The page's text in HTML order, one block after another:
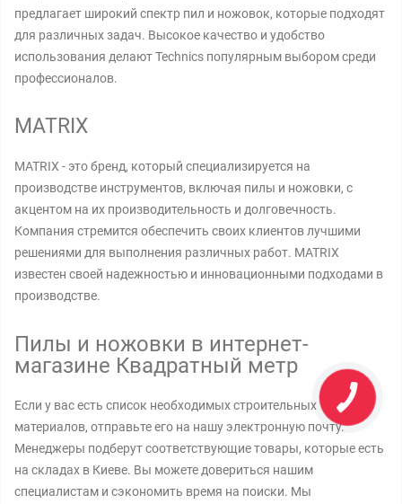
предлагает широкий спектр пил и ножовок, которые подходят
для различных задач. Высокое качество и удобство
использования делают Technics популярным выбором среди
профессионалов.
MATRIX
MATRIX - это бренд, который специализируется на
производстве инструментов, включая пилы и ножовки, с
акцентом на их производительность и долговечность.
Компания стремится обеспечить своих клиентов лучшими
решениями для выполнения различных работ. MATRIX
известен своей надежностью и инновационными подходами в
производстве.
Пилы и ножовки в интернет-
магазине Квадратный метр
Если у вас есть список необходимых строительных
материалов, отправьте его на нашу электронную почту.
Менеджеры подберут соответствующие товары, которые есть
на складах в Киеве. Вы можете довериться нашим
специалистам и сэкономить время на поиски. Мы